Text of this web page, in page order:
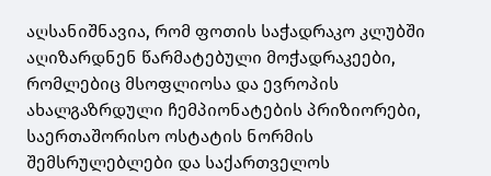
აღსანიშნავია, რომ ფოთის საჭადრაკო კლუბში
აღიზარდნენ წარმატებული მოჭადრაკეები,
რომლებიც მსოფლიოსა და ევროპის
ახალგაზრდული ჩემპიონატების პრიზიორები,
საერთაშორისო ოსტატის ნორმის
შემსრულებლები და საქართველოს